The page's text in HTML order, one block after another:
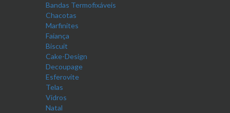
Bandas Termofixáveis
Chacotas
Marfinites
Faiança
Biscuit
Cake-Design
Decoupage
Esferovite
Telas
Vidros
Natal